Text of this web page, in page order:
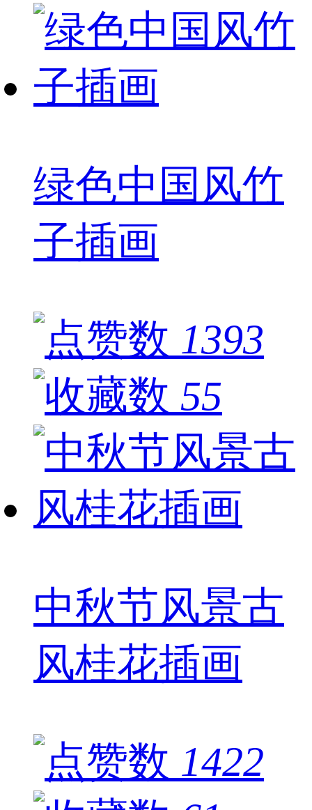
绿色中国风竹
子插画
1393
55
中秋节风景古
风桂花插画
1422